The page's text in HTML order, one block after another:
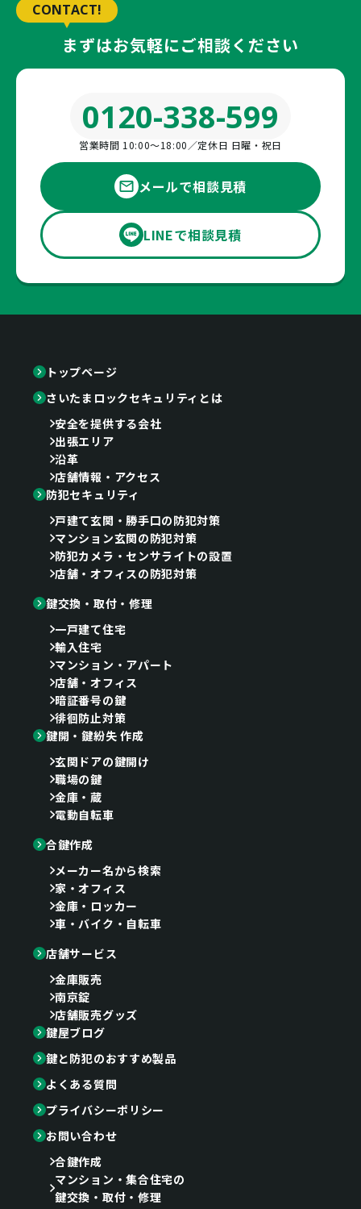
CONTACT!
まずはお気軽にご相談ください
0120-338-599
営業時間 10:00〜18:00／定休日 日曜・祝日
メールで相談見積
LINEで相談見積
トップページ
さいたまロックセキュリティとは
安全を提供する会社
出張エリア
沿革
店舗情報・アクセス
防犯セキュリティ
戸建て玄関・勝手口の防犯対策
マンション玄関の防犯対策
防犯カメラ・センサライトの設置
店舗・オフィスの防犯対策
鍵交換・取付・修理
一戸建て住宅
輸入住宅
マンション・アパート
店舗・オフィス
暗証番号の鍵
徘徊防止対策
鍵開・鍵紛失 作成
玄関ドアの鍵開け
職場の鍵
金庫・蔵
電動自転車
合鍵作成
メーカー名から検索
家・オフィス
金庫・ロッカー
車・バイク・自転車
店舗サービス
金庫販売
南京錠
店舗販売グッズ
鍵屋ブログ
鍵と防犯のおすすめ製品
よくある質問
プライバシーポリシー
お問い合わせ
合鍵作成
マンション・集合住宅の
鍵交換・取付・修理